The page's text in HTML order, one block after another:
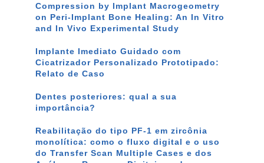
Compression by Implant Macrogeometry
on Peri-Implant Bone Healing: An In Vitro
and In Vivo Experimental Study
Implante Imediato Guidado com
Cicatrizador Personalizado Prototipado:
Relato de Caso
Dentes posteriores: qual a sua
importância?
Reabilitação do tipo PF-1 em zircônia
monolítica: como o fluxo digital e o uso
do Transfer Scan Multiple Cases e dos